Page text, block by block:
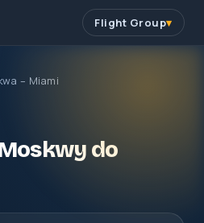
Flight Group
– Miami
do